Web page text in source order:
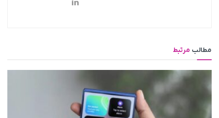
مطالب مرتبط